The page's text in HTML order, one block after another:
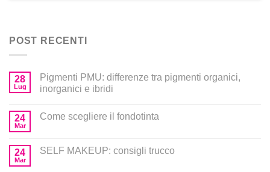
POST RECENTI
28
Lug
Pigmenti PMU: differenze tra pigmenti organici,
inorganici e ibridi
24
Mar
Come scegliere il fondotinta
24
Mar
SELF MAKEUP: consigli trucco